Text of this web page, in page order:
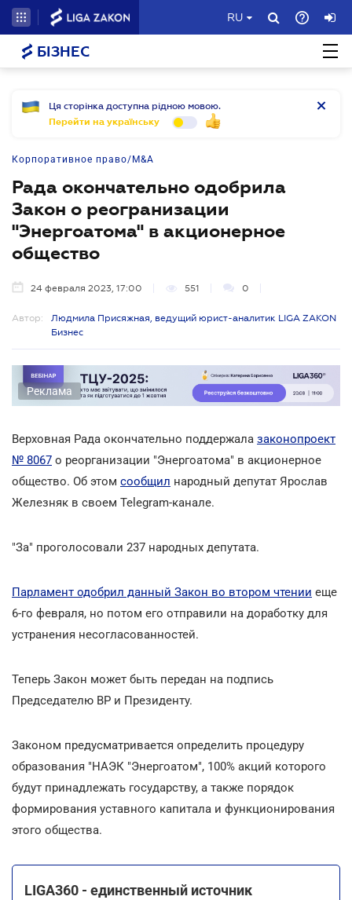
RU
БІЗНЕС
Ця сторінка доступна рідною мовою.
Перейти на українську
Корпоративное право/M&A
Рада окончательно одобрила
Закон о реогранизации
"Энергоатома" в акционерное
общество
24 февраля 2023, 17:00 551 0
Автор:
Людмила Присяжная, ведущий юрист-аналитик LIGA ZAKON
Бизнес
Реклама
Верховная Рада окончательно поддержала законопроект
№ 8067 о реорганизации "Энергоатома" в акционерное
общество. Об этом сообщил народный депутат Ярослав
Железняк в своем Telegram-канале.
"За" проголосовали 237 народных депутата.
Парламент одобрил данный Закон во втором чтении еще
6-го февраля, но потом его отправили на доработку для
устранения несогласованностей.
Теперь Закон может быть передан на подпись
Председателю ВР и Президенту.
Законом предусматривается определить процедуру
образования "НАЭК "Энергоатом", 100% акций которого
будут принадлежать государству, а также порядок
формирования уставного капитала и функционирования
этого общества.
LIGA360 - единственный источник